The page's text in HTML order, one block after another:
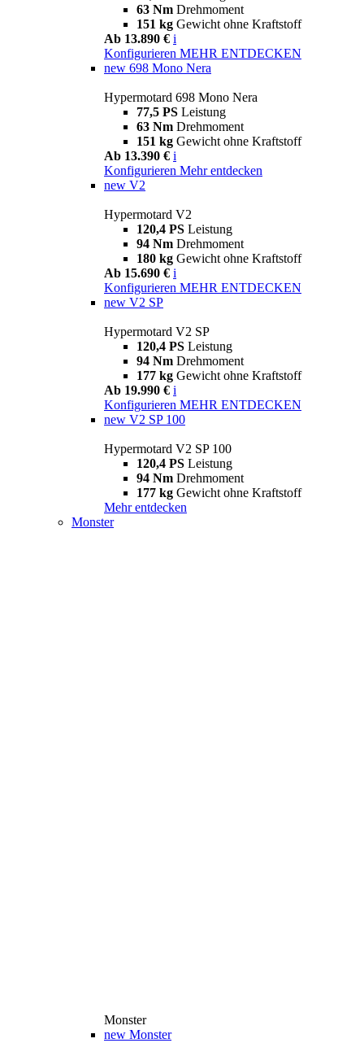
63 Nm Drehmoment
151 kg Gewicht ohne Kraftstoff
Ab 13.890 € i
Konfigurieren MEHR ENTDECKEN
new 698 Mono Nera
Hypermotard 698 Mono Nera
77,5 PS Leistung
63 Nm Drehmoment
151 kg Gewicht ohne Kraftstoff
Ab 13.390 € i
Konfigurieren Mehr entdecken
new V2
Hypermotard V2
120,4 PS Leistung
94 Nm Drehmoment
180 kg Gewicht ohne Kraftstoff
Ab 15.690 € i
Konfigurieren MEHR ENTDECKEN
new V2 SP
Hypermotard V2 SP
120,4 PS Leistung
94 Nm Drehmoment
177 kg Gewicht ohne Kraftstoff
Ab 19.990 € i
Konfigurieren MEHR ENTDECKEN
new V2 SP 100
Hypermotard V2 SP 100
120,4 PS Leistung
94 Nm Drehmoment
177 kg Gewicht ohne Kraftstoff
Mehr entdecken
Monster
Monster
new Monster